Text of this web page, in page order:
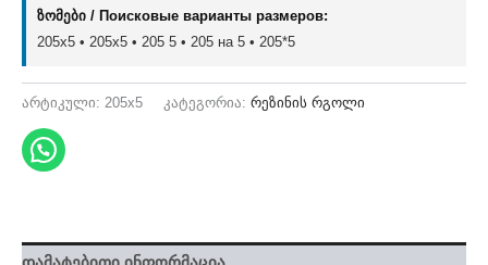
ზომები / Поисковые варианты размеров:
205x5 • 205х5 • 205 5 • 205 на 5 • 205*5
არტიკული: 205x5 კატეგორია: რეზინის რგოლი